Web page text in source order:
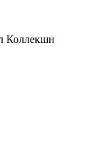
Коллекшн